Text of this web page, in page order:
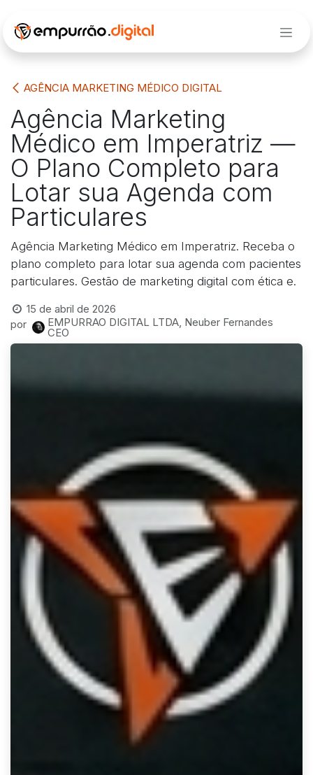
AGÊNCIA MARKETING MÉDICO DIGITAL
Agência Marketing
Médico em Imperatriz —
O Plano Completo para
Lotar sua Agenda com
Particulares
Agência Marketing Médico em Imperatriz. Receba o
plano completo para lotar sua agenda com pacientes
particulares. Gestão de marketing digital com ética e.
15 de abril de 2026
por
EMPURRAO DIGITAL LTDA, Neuber Fernandes
CEO